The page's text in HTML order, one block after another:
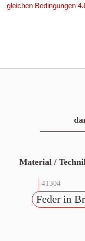
gleichen Bedingungen
Material /
41304
Feder in